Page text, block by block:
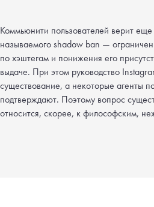
Коммьюнити пользователей верит
называемого shadow ban —
по хэштегам и понижения его
выдаче. При этом руководство
существование, а некоторые агенты
подтверждают. Поэтому вопрос
относится, скорее, к философским,